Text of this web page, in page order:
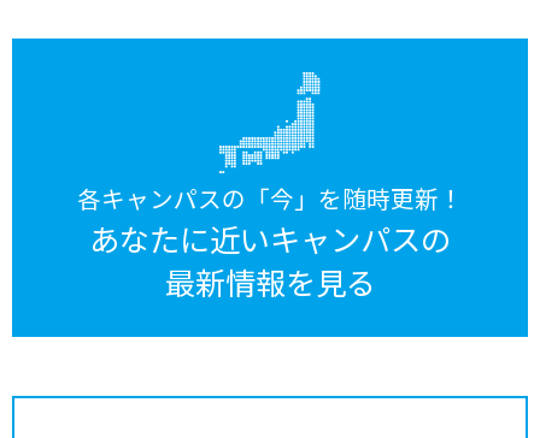
各キャンパスの「今」を随時更新！
あなたに近いキャンパスの
最新情報を見る